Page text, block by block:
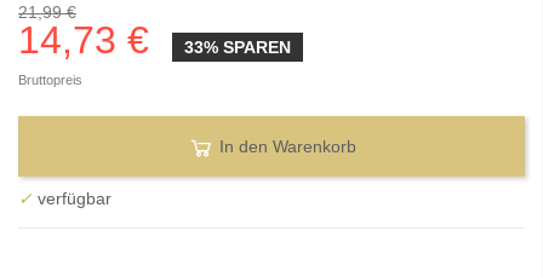
21,99 €
14,73 € 33% SPAREN
Bruttopreis
In den Warenkorb
✓ verfügbar